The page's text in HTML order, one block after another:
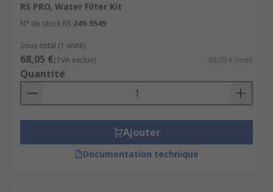
RS PRO, Water Filter Kit
N° de stock RS 249-9549
Sous-total (1 unité)
68,05 €(TVA exclue) 68,05 €/unité
Quantité
Ajouter
Documentation technique